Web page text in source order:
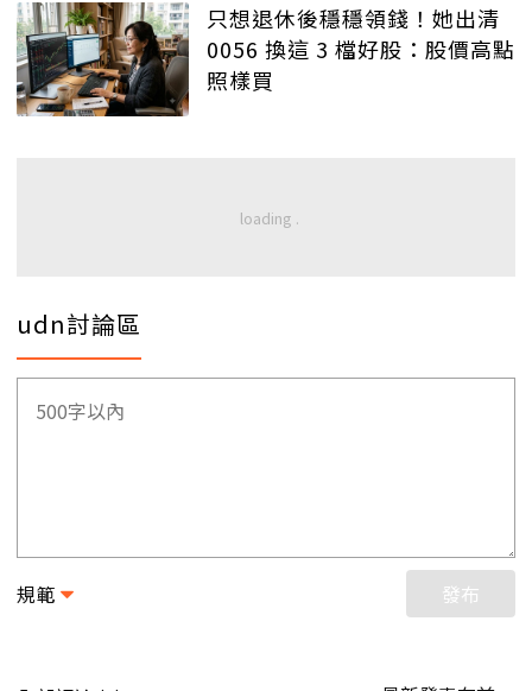
只想退休後穩穩領錢！她出清
0056 換這 3 檔好股：股價高點
照樣買
udn討論區
規範 發布